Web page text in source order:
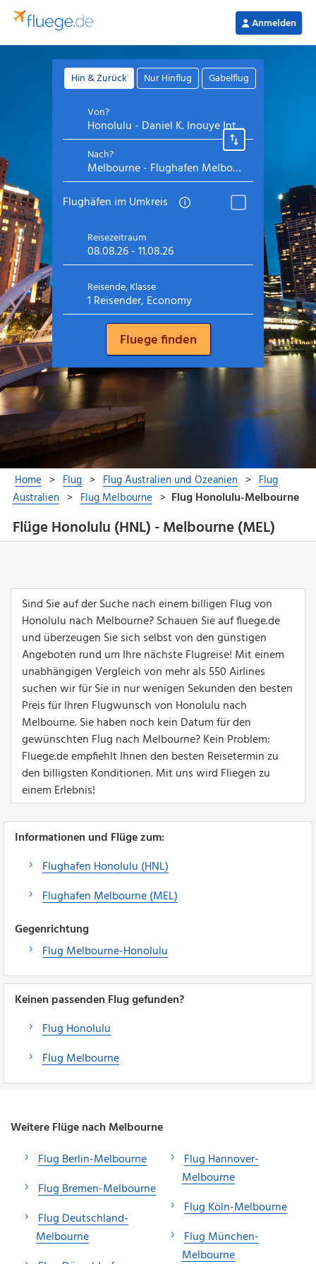
Flüge Honolulu (HNL) - Melbourne (MEL)
Sind Sie auf der Suche nach einem billigen Flug von
Honolulu nach Melbourne? Schauen Sie auf fluege.de
und überzeugen Sie sich selbst von den günstigen
Angeboten rund um Ihre nächste Flugreise! Mit einem
unabhängigen Vergleich von mehr als 550 Airlines
suchen wir für Sie in nur wenigen Sekunden den besten
Preis für Ihren Flugwunsch von Honolulu nach
Melbourne. Sie haben noch kein Datum für den
gewünschten Flug nach Melbourne? Kein Problem:
Fluege.de empfiehlt Ihnen den besten Reisetermin zu
den billigsten Konditionen. Mit uns wird Fliegen zu
einem Erlebnis!
Informationen und Flüge zum:
Flughafen Honolulu (HNL)
Flughafen Melbourne (MEL)
Gegenrichtung
Flug Melbourne-Honolulu
Keinen passenden Flug gefunden?
Flug Honolulu
Flug Melbourne
Weitere Flüge nach Melbourne
Flug Berlin-Melbourne
Flug Bremen-Melbourne
Flug Deutschland-
Melbourne
Flug Hannover-
Melbourne
Flug Köln-Melbourne
Flug München-
Melbourne